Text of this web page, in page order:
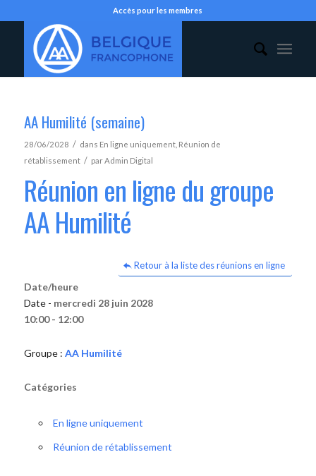
Accès pour les membres
AA Humilité (semaine)
28/06/2028 / dans En ligne uniquement, Réunion de
rétablissement / parAdmin Digital
Réunion en ligne du groupe
AA Humilité
Retour à la liste des réunions en ligne
Date/heure
Date - mercredi 28 juin 2028
10:00 - 12:00
Groupe : AA Humilité
Catégories
En ligne uniquement
Réunion de rétablissement